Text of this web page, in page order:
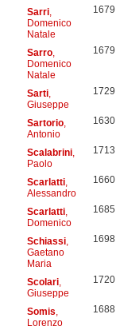
Sarri,
Domenico
Natale
1679
Sarro,
Domenico
Natale
1679
Sarti,
Giuseppe
1729
Sartorio,
Antonio
1630
Scalabrini,
Paolo
1713
Scarlatti,
Alessandro
1660
Scarlatti,
Domenico
1685
Schiassi,
Gaetano
Maria
1698
Scolari,
Giuseppe
1720
Somis
Lorenzo
1688